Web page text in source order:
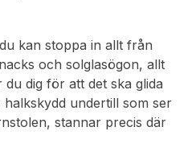
kan stoppa in allt från
och solglasögon, allt
dig för att det ska glida
undertill som ser
stannar precis där